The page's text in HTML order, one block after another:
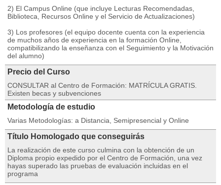
2) El Campus Online (que incluye Lecturas Recomendadas,
Biblioteca, Recursos Online y el Servicio de Actualizaciones)
3) Los profesores (el equipo docente cuenta con la experiencia
de muchos años de experiencia en la formación Online,
compatibilizando la enseñanza con el Seguimiento y la Motivación
del alumno)
Precio del Curso
CONSULTAR al Centro de Formación: MATRÍCULA GRATIS.
Existen becas y subvenciones
Metodología de estudio
Varias Metodologías: a Distancia, Semipresencial y Online
Título Homologado que conseguirás
La realización de este curso culmina con la obtención de un
Diploma propio expedido por el Centro de Formación, una vez
hayas superado las pruebas de evaluación incluidas en el
programa